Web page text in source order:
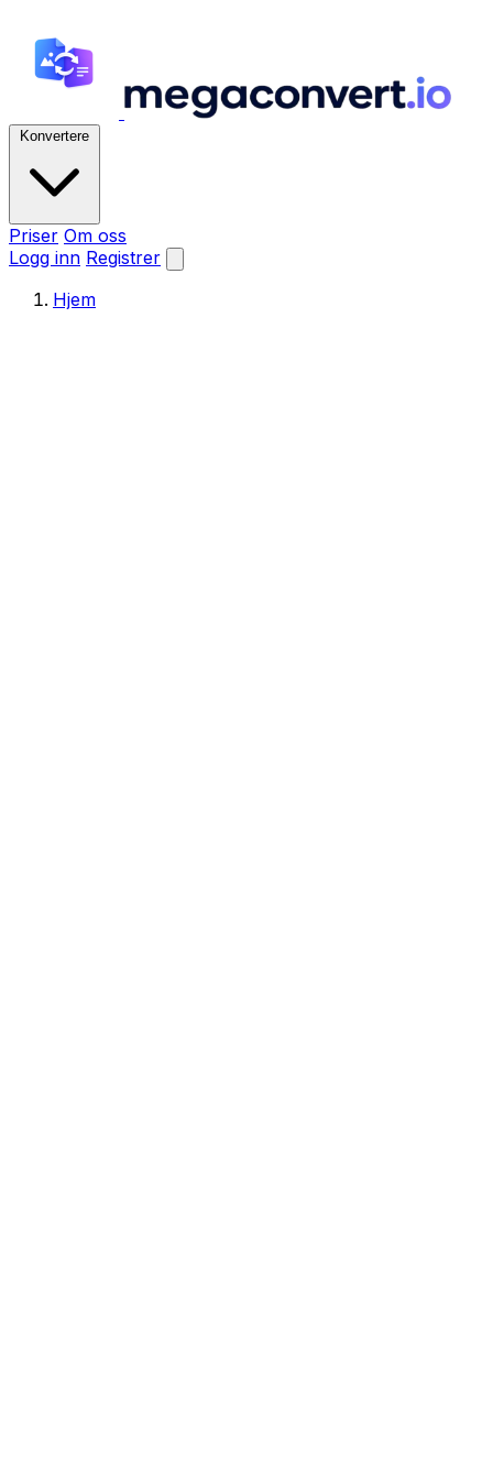
Konvertere
Priser Om oss
Logg inn Registrer
Hjem